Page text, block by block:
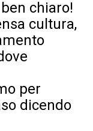
chiaro!
cultura,
per
dicendo